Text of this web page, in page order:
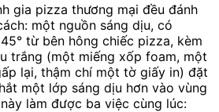
gia pizza thương mại đều đánh
một nguồn sáng dịu, có
từ bên hông chiếc pizza, kèm
trắng (một miếng xốp foam, một
lại, thậm chí một tờ giấy in) đặt
một lớp sáng dịu hơn vào vùng
làm được ba việc cùng lúc: